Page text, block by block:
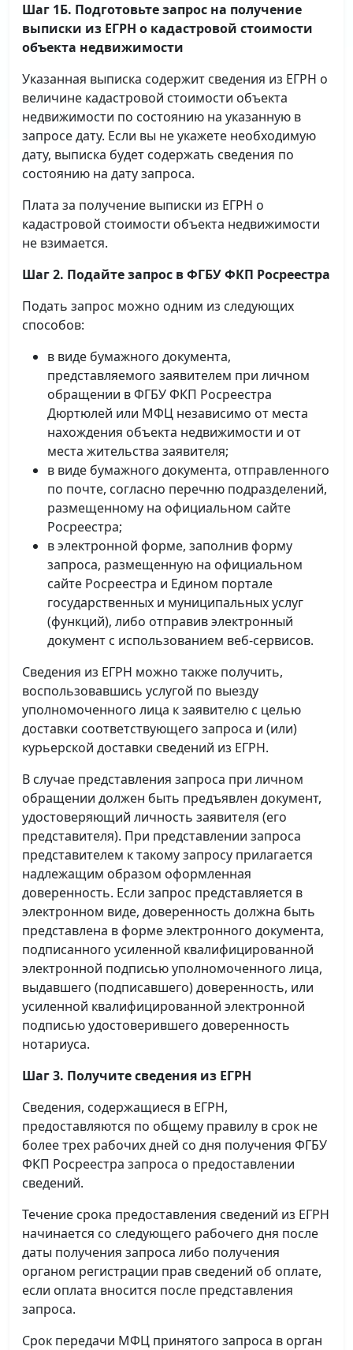
Шаг 1Б. Подготовьте запрос на получение
выписки из ЕГРН о кадастровой стоимости
объекта недвижимости
Указанная выписка содержит сведения из ЕГРН о
величине кадастровой стоимости объекта
недвижимости по состоянию на указанную в
запросе дату. Если вы не укажете необходимую
дату, выписка будет содержать сведения по
состоянию на дату запроса.
Плата за получение выписки из ЕГРН о
кадастровой стоимости объекта недвижимости
не взимается.
Шаг 2. Подайте запрос в ФГБУ ФКП Росреестра
Подать запрос можно одним из следующих
способов:
в виде бумажного документа,
представляемого заявителем при личном
обращении в ФГБУ ФКП Росреестра
Дюртюлей или МФЦ независимо от места
нахождения объекта недвижимости и от
места жительства заявителя;
в виде бумажного документа, отправленного
по почте, согласно перечню подразделений,
размещенному на официальном сайте
Росреестра;
в электронной форме, заполнив форму
запроса, размещенную на официальном
сайте Росреестра и Едином портале
государственных и муниципальных услуг
(функций), либо отправив электронный
документ с использованием веб-сервисов.
Сведения из ЕГРН можно также получить,
воспользовавшись услугой по выезду
уполномоченного лица к заявителю с целью
доставки соответствующего запроса и (или)
курьерской доставки сведений из ЕГРН.
В случае представления запроса при личном
обращении должен быть предъявлен документ,
удостоверяющий личность заявителя (его
представителя). При представлении запроса
представителем к такому запросу прилагается
надлежащим образом оформленная
доверенность. Если запрос представляется в
электронном виде, доверенность должна быть
представлена в форме электронного документа,
подписанного усиленной квалифицированной
электронной подписью уполномоченного лица,
выдавшего (подписавшего) доверенность, или
усиленной квалифицированной электронной
подписью удостоверившего доверенность
нотариуса.
Шаг 3. Получите сведения из ЕГРН
Сведения, содержащиеся в ЕГРН,
предоставляются по общему правилу в срок не
более трех рабочих дней со дня получения ФГБУ
ФКП Росреестра запроса о предоставлении
сведений.
Течение срока предоставления сведений из ЕГРН
начинается со следующего рабочего дня после
даты получения запроса либо получения
органом регистрации прав сведений об оплате,
если оплата вносится после представления
запроса.
Срок передачи МФЦ принятого запроса в орган